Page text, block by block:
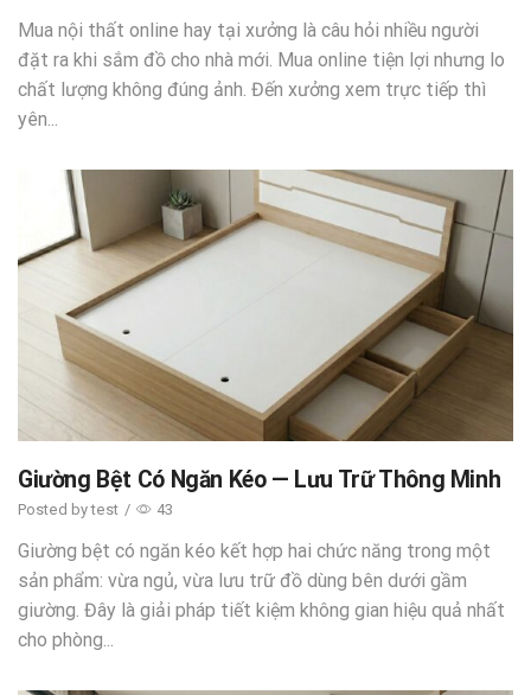
Mua nội thất online hay tại xưởng là câu hỏi nhiều người
đặt ra khi sắm đồ cho nhà mới. Mua online tiện lợi nhưng lo
chất lượng không đúng ảnh. Đến xưởng xem trực tiếp thì
yên...
Giường Bệt Có Ngăn Kéo — Lưu Trữ Thông Minh
Posted bytest / 43
Giường bệt có ngăn kéo kết hợp hai chức năng trong một
sản phẩm: vừa ngủ, vừa lưu trữ đồ dùng bên dưới gầm
giường. Đây là giải pháp tiết kiệm không gian hiệu quả nhất
cho phòng...